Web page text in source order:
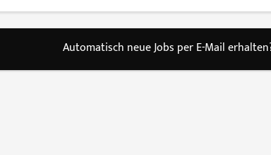
Automatisch neue Jobs per E-Mail